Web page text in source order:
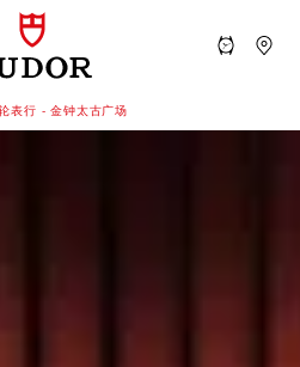
表行 - 金钟太古广场‬